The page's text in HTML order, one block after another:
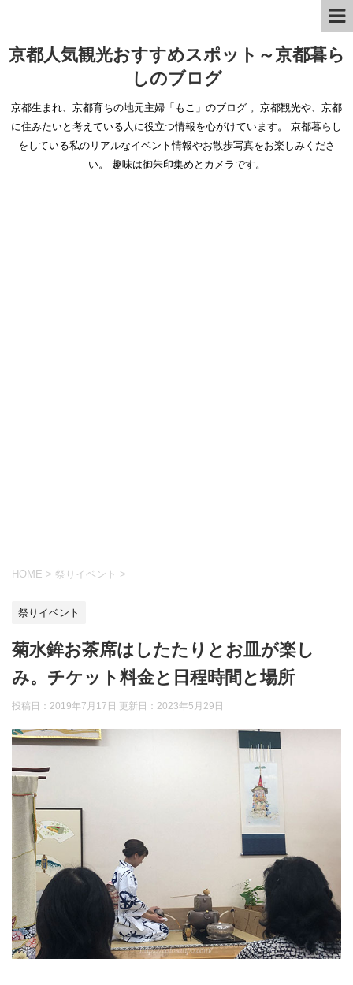
京都人気観光おすすめスポット～京都暮ら
しのブログ
京都生まれ、京都育ちの地元主婦「もこ」のブログ 。京都観光や、京都
に住みたいと考えている人に役立つ情報を心がけています。 京都暮らし
をしている私のリアルなイベント情報やお散歩写真をお楽しみくださ
い。 趣味は御朱印集めとカメラです。
HOME > 祭りイベント >
祭りイベント
菊水鉾お茶席はしたたりとお皿が楽し
み。チケット料金と日程時間と場所
投稿日：2019年7月17日 更新日： 2023年5月29日